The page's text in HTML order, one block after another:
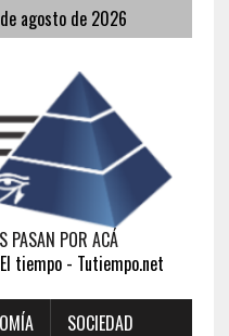
agosto de 2026
PASAN POR ACÁ
El tiempo - Tutiempo.net
SOCIEDAD